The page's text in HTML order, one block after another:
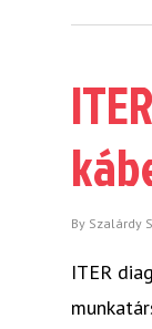
By Szalárdy
ITER